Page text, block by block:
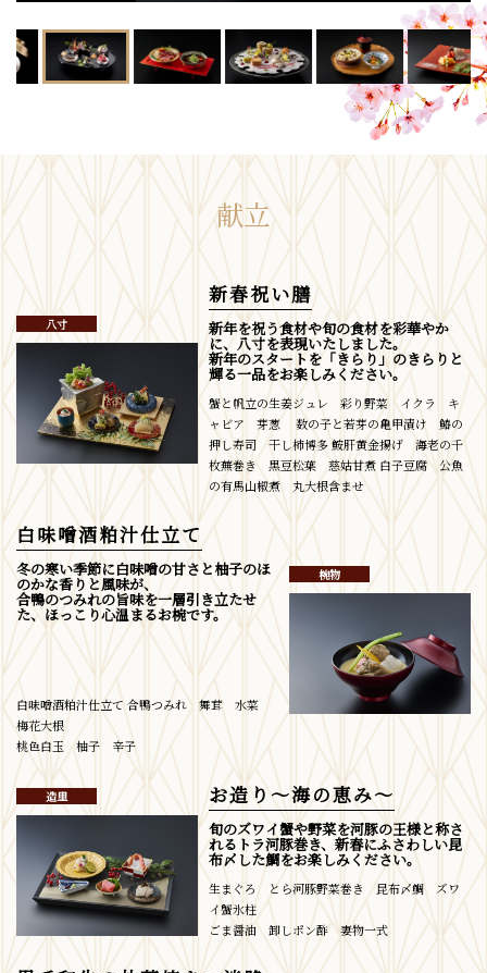
献立
八寸
新春祝い膳
新年を祝う食材や旬の食材を彩華やか
に、八寸を表現いたしました。
新年のスタートを「きらり」のきらりと
輝る一品をお楽しみください。
蟹と帆立の生姜ジュレ 彩り野菜 イクラ キ
ャビア 芽葱 数の子と若芽の亀甲漬け 鰆の
押し寿司 干し柿博多 鮟肝黄金揚げ 海老の千
枚蕪巻き 黒豆松葉 慈姑甘煮 白子豆腐 公魚
の有馬山椒煮 丸大根含ませ
椀物
白味噌酒粕汁仕立て
冬の寒い季節に白味噌の甘さと柚子のほ
のかな香りと風味が、
合鴨のつみれの旨味を一層引き立たせ
た、ほっこり心温まるお椀です。
白味噌酒粕汁仕立て 合鴨つみれ 舞茸 水菜
梅花大根
桃色白玉 柚子 辛子
造里 お造り～海の恵み～
旬のズワイ蟹や野菜を河豚の王様と称さ
れるトラ河豚巻き、新春にふさわしい昆
布〆した鯛をお楽しみください。
生まぐろ とら河豚野菜巻き 昆布〆鯛 ズワ
イ蟹氷柱
ごま醤油 卸しポン酢 妻物一式